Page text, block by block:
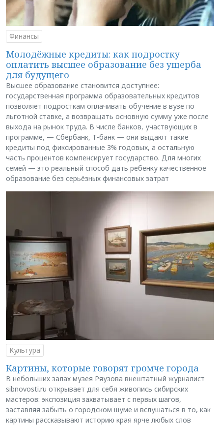
Финансы
Молодёжные кредиты: как подростку
оплатить высшее образование без ущерба
для будущего
Высшее образование становится доступнее:
государственная программа образовательных кредитов
позволяет подросткам оплачивать обучение в вузе по
льготной ставке, а возвращать основную сумму уже после
выхода на рынок труда. В числе банков, участвующих в
программе, — Сбербанк, Т-банк — они выдают такие
кредиты под фиксированные 3% годовых, а остальную
часть процентов компенсирует государство. Для многих
семей — это реальный способ дать ребёнку качественное
образование без серьёзных финансовых затрат
Культура
Картины, которые говорят громче города
В небольших залах музея Ряузова внештатный журналист
sibnovosti.ru открывает для себя живопись сибирских
мастеров: экспозиция захватывает с первых шагов,
заставляя забыть о городском шуме и вслушаться в то, как
картины рассказывают историю края ярче любых слов